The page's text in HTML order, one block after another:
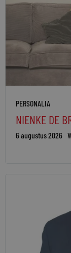
PERSONALIA
NIENKE DE
6 augustus 2026